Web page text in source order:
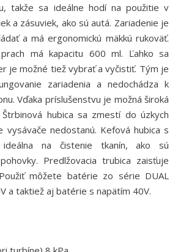
takže sa ideálne hodí na použitie v
a zásuviek, ako sú autá. Zariadenie je
a má ergonomickú mäkkú rukoväť.
má kapacitu 600 ml. Ľahko sa
je možné tiež vybrať a vyčistiť. Tým je
zariadenia a nedochádza k
Vďaka príslušenstvu je možná široká
Štrbinová hubica sa zmestí do úzkych
vysávače nedostanú. Kefová hubica s
na čistenie tkanín, ako sú
Predlžovacia trubica zaisťuje
môžete batérie zo série DUAL
a taktiež aj batérie s napätím 40V.